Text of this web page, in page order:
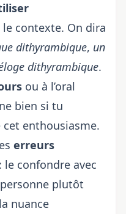
le contexte. On dira
dithyrambique, un
dithyrambique.
ou à l’oral
bien si tu
enthousiasme.
erreurs
confondre avec
plutôt
nuance